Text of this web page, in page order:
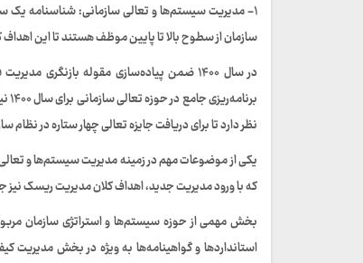
۱- مدیریت سیستم‌ها و تعالی سازمانی: شناسنامه یک
سازمان از سطوح بالا تا پایین موظف هستند تا این اهداف
نظر دارد تا برای دریافت جایزه تعالی چهار ستاره در نظام سازمانی کشور طی سال ۱۴۰۱،
یکی از موضوعات مهم در زمینه مدیریت سیستم‌ها و
که با ورود مدیریت جدید، اهداف کلان مدیریت ریسک نیز
استانداردها و گواهینامه‌ها به ویژه در بخش مدیریت